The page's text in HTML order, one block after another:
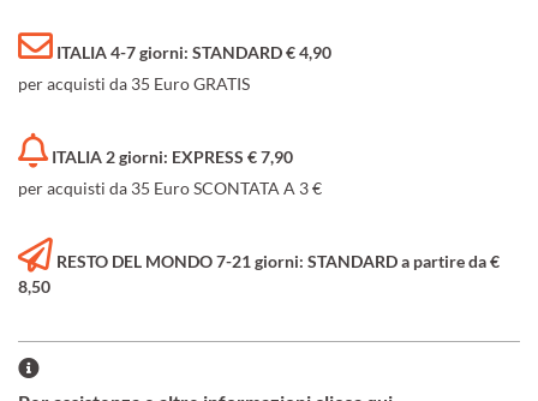
ITALIA 4-7 giorni: STANDARD € 4,90
per acquisti da 35 Euro GRATIS
ITALIA 2 giorni: EXPRESS € 7,90
per acquisti da 35 Euro SCONTATA A 3 €
RESTO DEL MONDO 7-21 giorni: STANDARD a partire da €
8,50